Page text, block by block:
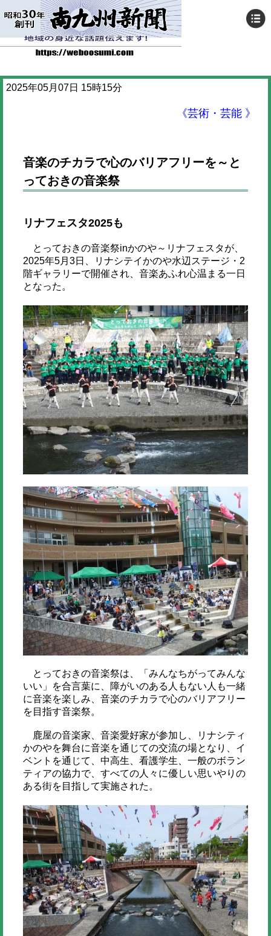
2025年05月07日 15時15分
《芸術・芸能 》
音楽のチカラで心のバリアフリーを～と
っておきの音楽祭
リナフェスタ2025も
とっておきの音楽祭inかのや～リナフェスタが、
2025年5月3日、リナシテイかのや水辺ステージ・2
階ギャラリーで開催され、音楽あふれ心温まる一日
となった。
とっておきの音楽祭は、「みんなちがってみんな
いい」を合言葉に、障がいのある人もない人も一緒
に音楽を楽しみ、音楽のチカラで心のバリアフリー
を目指す音楽祭。
鹿屋の音楽家、音楽愛好家が参加し、リナシティ
かのやを舞台に音楽を通じての交流の場となり、イ
ベントを通じて、中高生、看護学生、一般のボラン
ティアの協力で、すべての人々に優しい思いやりの
ある街を目指して実施された。